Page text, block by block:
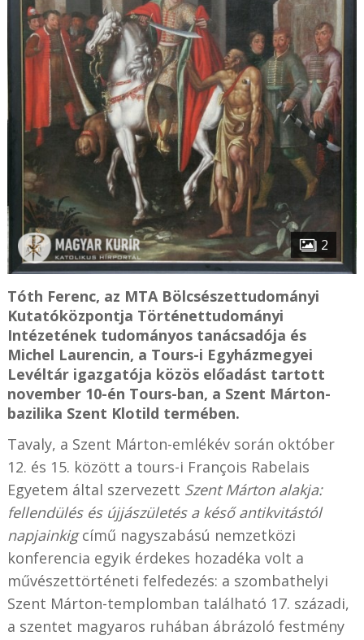
2
Tóth Ferenc, az MTA Bölcsészettudományi
Kutatóközpontja Történettudományi
Intézetének tudományos tanácsadója és
Michel Laurencin, a Tours-i Egyházmegyei
Levéltár igazgatója közös előadást tartott
november 10-én Tours-ban, a Szent Márton-
bazilika Szent Klotild termében.
Tavaly, a Szent Márton-emlékév során október
12. és 15. között a tours-i François Rabelais
Egyetem által szervezett Szent Márton alakja:
fellendülés és újjászületés a késő antikvitástól
napjainkigcímű nagyszabású nemzetközi
konferencia egyik érdekes hozadéka volt a
művészettörténeti felfedezés: a szombathelyi
Szent Márton-templomban található 17. századi,
a szentet magyaros ruhában ábrázoló festmény